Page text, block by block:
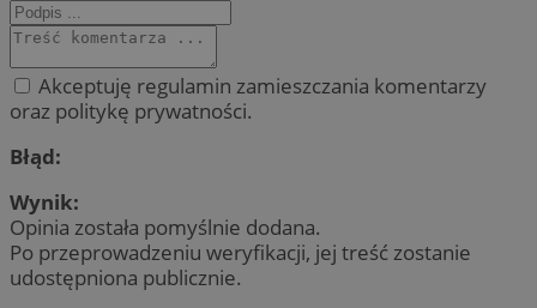
Akceptuję regulamin zamieszczania komentarzy
oraz politykę prywatności.
Błąd:
Wynik:
Opinia została pomyślnie dodana.
Po przeprowadzeniu weryfikacji, jej treść zostanie
udostępniona publicznie.